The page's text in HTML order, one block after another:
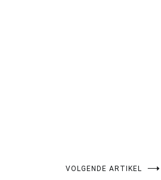
VOLGENDE ARTIKEL